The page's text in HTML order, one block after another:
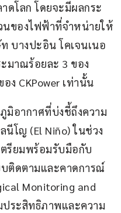
ดโลก โดยจะมีผลกระ
นของไฟฟ้าที่จำหน่ายให้
บางปะอิน โคเจนเนอ
มาณร้อยละ 3 ของ
CKPower เท่านั้น
มิอากาศที่บ่งชี้ถึงความ
นีโญ (El Niño) ในช่วง
รียมพร้อมรับมือกับ
ติดตามและคาดการณ์
Monitoring and
ประสิทธิภาพและความ